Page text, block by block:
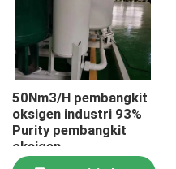
50Nm3/H pembangkit
oksigen industri 93%
Purity pembangkit
oksigen